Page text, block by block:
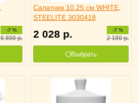
-7 %
6 800р.
Салатник 10.25 см WHITE,
STEELITE 3030418
2 028 р. -7 %
2 180р.
Выбрать